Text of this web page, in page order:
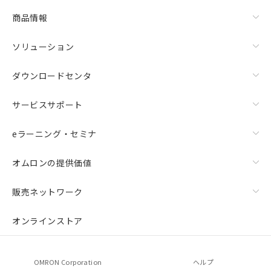
商品情報
ソリューション
ダウンロードセンタ
サービスサポート
eラーニング・セミナ
オムロンの提供価値
販売ネットワーク
オンラインストア
OMRON Corporation ヘルプ